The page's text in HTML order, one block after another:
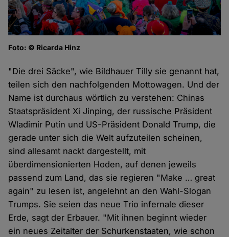
Foto: © Ricarda Hinz
"Die drei Säcke", wie Bildhauer Tilly sie genannt hat,
teilen sich den nachfolgenden Mottowagen. Und der
Name ist durchaus wörtlich zu verstehen: Chinas
Staatspräsident Xi Jinping, der russische Präsident
Wladimir Putin und US-Präsident Donald Trump, die
gerade unter sich die Welt aufzuteilen scheinen,
sind allesamt nackt dargestellt, mit
überdimensionierten Hoden, auf denen jeweils
passend zum Land, das sie regieren "Make … great
again" zu lesen ist, angelehnt an den Wahl-Slogan
Trumps. Sie seien das neue Trio infernale dieser
Erde, sagt der Erbauer. "Mit ihnen beginnt wieder
ein neues Zeitalter der Schurkenstaaten, wie schon